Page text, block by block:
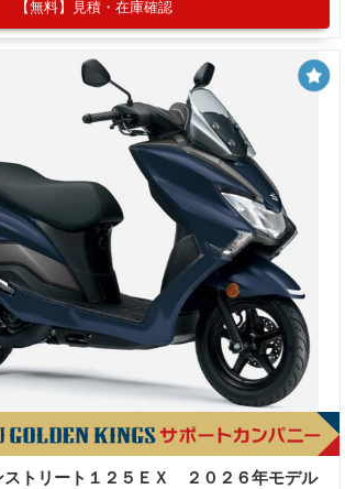
【無料】見積・在庫確認
ストリート１２５ＥＸ ２０２６年モデル